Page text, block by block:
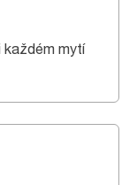
každém mytí